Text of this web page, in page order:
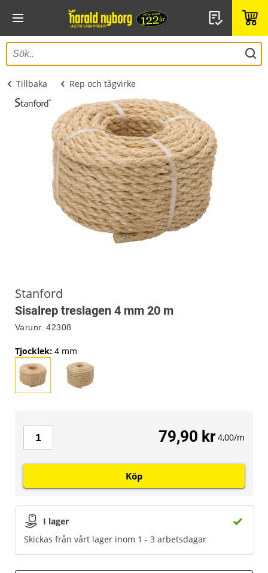
Tillbaka Rep och tågvirke
Stanford
Sisalrep treslagen 4 mm 20 m
Varunr. 42308
Tjocklek: 4 mm
I lager
Skickas från vårt lager inom 1 - 3 arbetsdagar
79,90 kr 4,00/m
Köp